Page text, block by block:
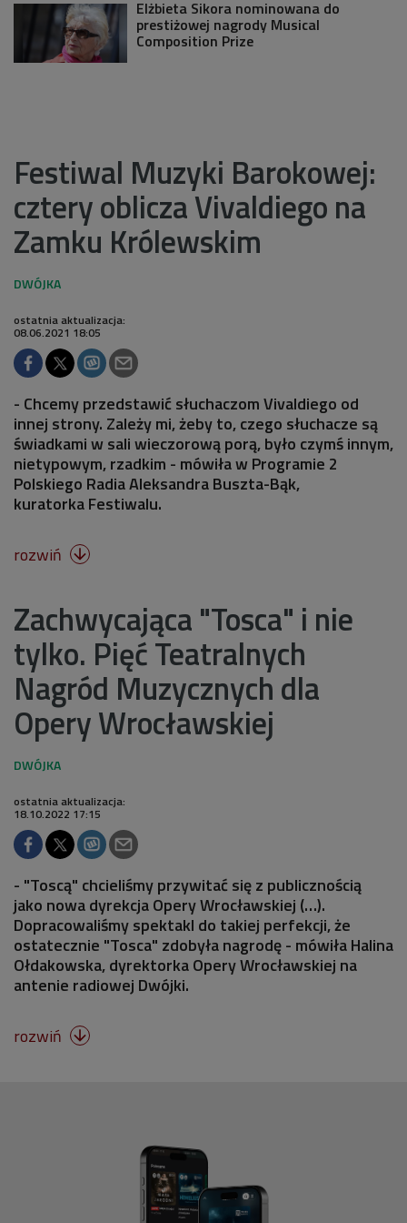
Elżbieta Sikora nominowana do
prestiżowej nagrody Musical
Composition Prize
Festiwal Muzyki Barokowej:
cztery oblicza Vivaldiego na
Zamku Królewskim
ostatnia aktualizacja:
08.06.2021 18:05
- Chcemy przedstawić słuchaczom Vivaldiego od
innej strony. Zależy mi, żeby to, czego słuchacze są
świadkami w sali wieczorową porą, było czymś innym,
nietypowym, rzadkim - mówiła w Programie 2
Polskiego Radia Aleksandra Buszta-Bąk,
kuratorka Festiwalu.
rozwiń 
Zachwycająca "Tosca" i nie
tylko. Pięć Teatralnych
Nagród Muzycznych dla
Opery Wrocławskiej
ostatnia aktualizacja:
18.10.2022 17:15
- "Toscą" chcieliśmy przywitać się z publicznością
jako nowa dyrekcja Opery Wrocławskiej (…).
Dopracowaliśmy spektakl do takiej perfekcji, że
ostatecznie "Tosca" zdobyła nagrodę - mówiła Halina
Ołdakowska, dyrektorka Opery Wrocławskiej na
antenie radiowej Dwójki.
rozwiń 